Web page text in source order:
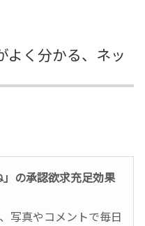
よく分かる、ネッ
の承認欲求充足効果
写真やコメントで毎日